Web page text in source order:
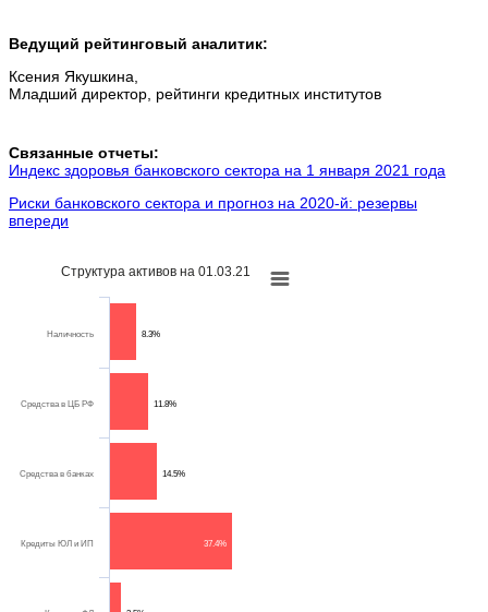
Ведущий рейтинговый аналитик:
Ксения Якушкина,
Младший директор, рейтинги кредитных институтов
Связанные отчеты:
Индекс здоровья банковского сектора на 1 января 2021 года
Риски банковского сектора и прогноз на 2020-й: резервы
впереди
Структура активов на 01.03.21
8.3%
11.8%
14.5%
37.4%
Наличность
Средства в ЦБ РФ
Средства в банках
Кредиты ЮЛ и ИП